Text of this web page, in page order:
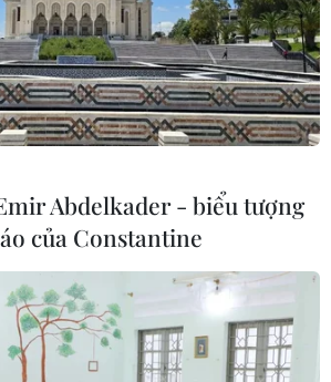
mạng Việt Nam
Abdelkader - biểu tượng
của Constantine